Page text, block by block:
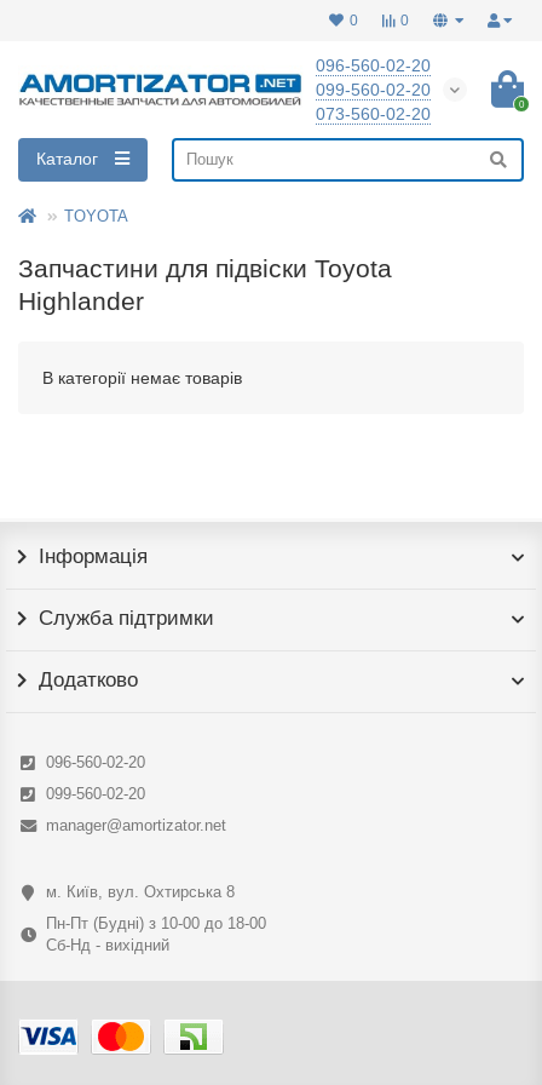
0
0
096-560-02-20
099-560-02-20
073-560-02-20
0
Каталог
TOYOTA
Запчастини для підвіски Toyota
Highlander
В категорії немає товарів
Інформація
Служба підтримки
Додатково
096-560-02-20
099-560-02-20
manager@amortizator.net
м. Київ, вул. Охтирська 8
Пн-Пт (Будні) з 10-00 до 18-00
Сб-Нд - вихідний